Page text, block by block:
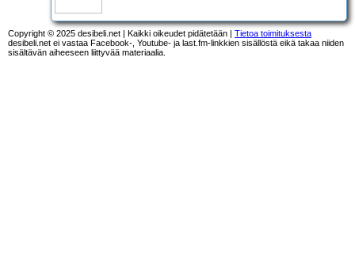
Copyright © 2025 desibeli.net | Kaikki oikeudet pidätetään | Tietoa toimituksesta
desibeli.net ei vastaa Facebook-, Youtube- ja last.fm-linkkien sisällöstä eikä takaa niiden
sisältävän aiheeseen liittyvää materiaalia.